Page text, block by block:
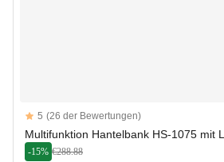
Reviews
5 out of 5 stars
5 (26 der Bewertungen)
Multifunktion Hantelbank HS-1075 mit
-15% €288.88